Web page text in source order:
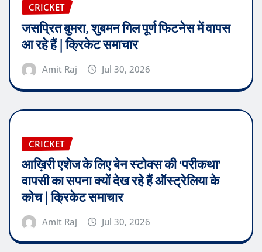
CRICKET
जसप्रित बुमरा, शुबमन गिल पूर्ण फिटनेस में वापस
आ रहे हैं | क्रिकेट समाचार
Amit Raj Jul 30, 2026
CRICKET
आख़िरी एशेज के लिए बेन स्टोक्स की ‘परीकथा’
वापसी का सपना क्यों देख रहे हैं ऑस्ट्रेलिया के
कोच | क्रिकेट समाचार
Amit Raj Jul 30, 2026